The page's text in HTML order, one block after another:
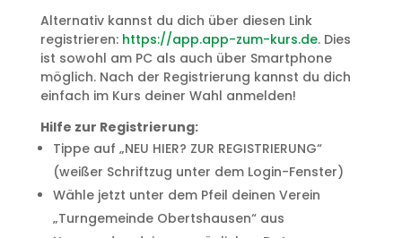
Alternativ kannst du dich über diesen Link
registrieren: https://app.app-zum-kurs.de. Dies
ist sowohl am PC als auch über Smartphone
möglich. Nach der Registrierung kannst du dich
einfach im Kurs deiner Wahl anmelden!
Hilfe zur Registrierung:
Tippe auf „NEU HIER? ZUR REGISTRIERUNG“
(weißer Schriftzug unter dem Login-Fenster)
Wähle jetzt unter dem Pfeil deinen Verein
„Turngemeinde Obertshausen“ aus